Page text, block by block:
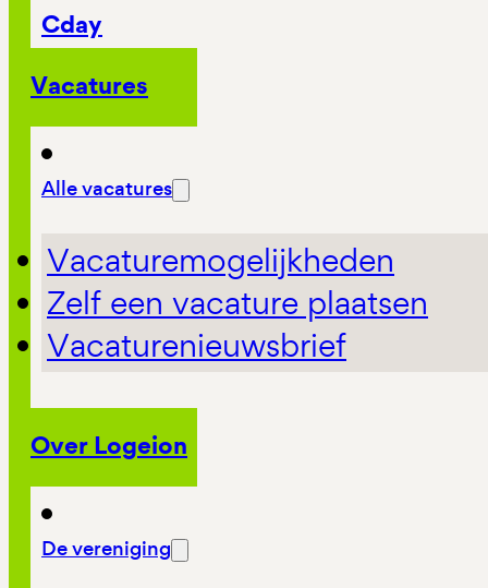
Cday
Vacatures
Alle vacatures
Vacaturemogelijkheden
Zelf een vacature plaatsen
Vacaturenieuwsbrief
Over Logeion
De vereniging